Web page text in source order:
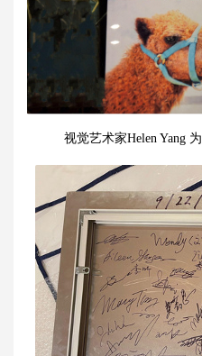
视觉艺术家Helen Yang